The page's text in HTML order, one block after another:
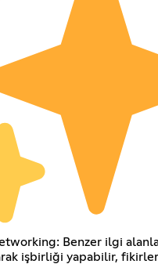
Benzer ilgi
işbirliği yapabilir,